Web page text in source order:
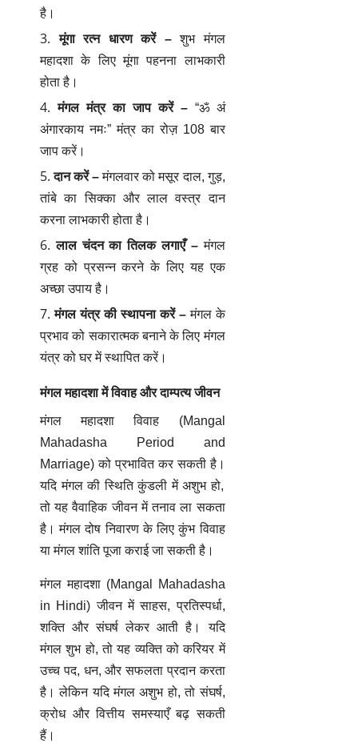
है।
मूंगा रत्न धारण करें–शुभ मंगल
महादशा के लिए मूंगा पहनना लाभकारी
होता है।
मंगल मंत्र का जाप करें–“ॐ अं
अंगारकाय नमः” मंत्र का रोज़ 108 बार
जाप करें।
दान करें–मंगलवार को मसूर दाल, गुड़,
तांबे का सिक्का और लाल वस्त्र दान
करना लाभकारी होता है।
लाल चंदन का तिलक लगाएँ–मंगल
ग्रह को प्रसन्न करने के लिए यह एक
अच्छा उपाय है।
मंगल यंत्र की स्थापना करें–मंगल के
प्रभाव को सकारात्मक बनाने के लिए मंगल
यंत्र को घर में स्थापित करें।
मंगल महादशा में विवाह और दाम्पत्य जीवन
मंगल महादशा विवाह (Mangal
Mahadasha Period and
Marriage) को प्रभावित कर सकती है।
यदि मंगल की स्थिति कुंडली में अशुभ हो,
तो यह वैवाहिक जीवन में तनाव ला सकता
है। मंगल दोष निवारण के लिए कुंभ विवाह
या मंगल शांति पूजा कराई जा सकती है।
मंगल महादशा (Mangal Mahadasha
in Hindi) जीवन में साहस, प्रतिस्पर्धा,
शक्ति और संघर्ष लेकर आती है। यदि
मंगल शुभ हो, तो यह व्यक्ति को करियर में
उच्च पद, धन, और सफलता प्रदान करता
है। लेकिन यदि मंगल अशुभ हो, तो संघर्ष,
क्रोध और वित्तीय समस्याएँ बढ़ सकती
हैं।